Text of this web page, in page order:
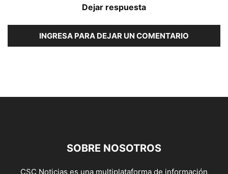
Dejar respuesta
INGRESA PARA DEJAR UN COMENTARIO
SOBRE NOSOTROS
CSC Noticias es una multiplataforma de información